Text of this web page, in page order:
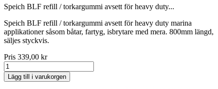
Speich BLF refill / torkargummi avsett för heavy duty...
Speich BLF refill / torkargummi avsett för heavy duty marina
applikationer såsom båtar, fartyg, isbrytare med mera. 800mm längd,
säljes styckvis.
Pris 339,00 kr
Lägg till i varukorgen